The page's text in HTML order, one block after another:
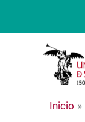
Inicio